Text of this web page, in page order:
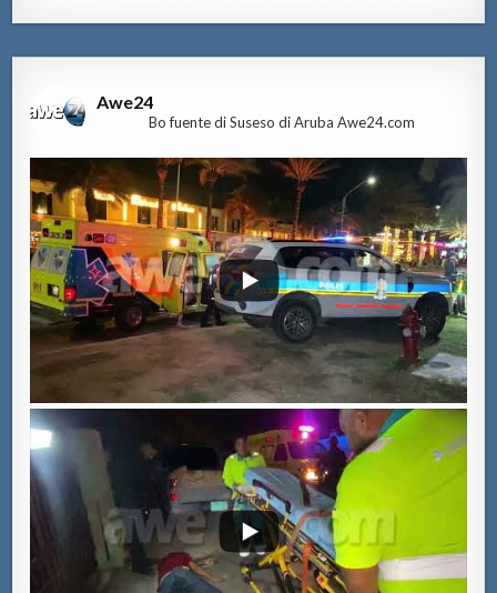
Awe24
Bo fuente di Suseso di Aruba Awe24.com